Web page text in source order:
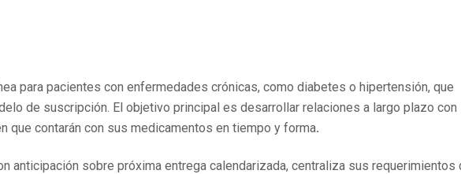
para pacientes con enfermedades crónicas, como diabetes o hipertensión, que
de suscripción. El objetivo principal es desarrollar relaciones a largo plazo con
que contarán con sus medicamentos en tiempo y forma.
anticipación sobre próxima entrega calendarizada, centraliza sus requerimientos